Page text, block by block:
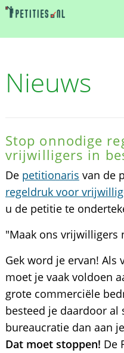
Nieuws
Stop onnodige
vrijwilligers in
De petitionaris van de
regeldruk voor
u de petitie te
"Maak ons vrijwilligers
Gek word je ervan!
moet je vaak voldoen
grote commerciële
besteed je daardoor al
bureaucratie dan aan
Dat moet stoppen! De